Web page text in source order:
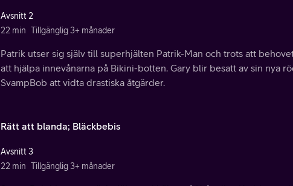
Avsnitt 2
22 min Tillgänglig 3+ månader
Patrik utser sig själv till superhjälten Patrik-Man och trots att
att hjälpa innevånarna på Bikini-botten. Gary blir besatt av sin nya
SvampBob att vidta drastiska åtgärder.
Rätt att blanda; Bläckbebis
Avsnitt 3
22 min Tillgänglig 3+ månader